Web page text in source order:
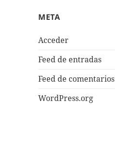
META
Acceder
Feed de entradas
Feed de comentarios
WordPress.org